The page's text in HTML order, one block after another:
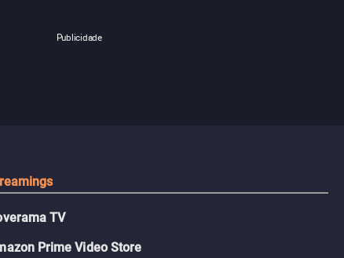
Publicidade
TV
Prime Video Store